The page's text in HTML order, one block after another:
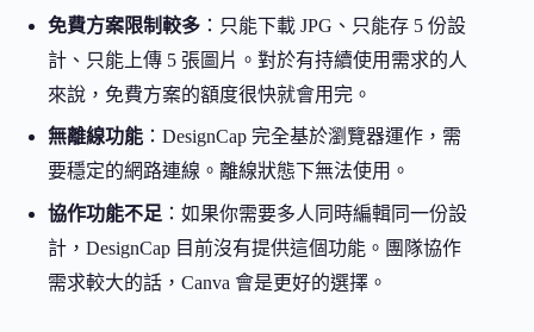
免費方案限制較多 ：只能下載 JPG、只能存 5 份設
計、只能上傳 5 張圖片。對於有持續使用需求的人
來說，免費方案的額度很快就會用完。
無離線功能 ：DesignCap 完全基於瀏覽器運作，需
要穩定的網路連線。離線狀態下無法使用。
協作功能不足 ：如果你需要多人同時編輯同一份設
計，DesignCap 目前沒有提供這個功能。團隊協作
需求較大的話，Canva 會是更好的選擇。